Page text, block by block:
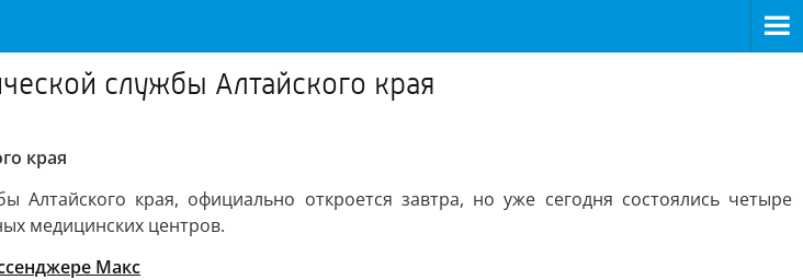
службы Алтайского края
края
края, официально откроется завтра, но уже сегодня состоялись четыре
медицинских центров.
Макс